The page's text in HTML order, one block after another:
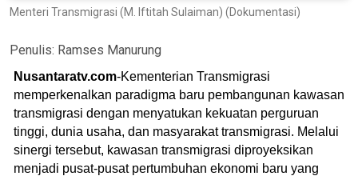
Menteri Transmigrasi (M. Iftitah Sulaiman) (Dokumentasi)
Penulis: Ramses Manurung
Nusantaratv.com-Kementerian Transmigrasi
memperkenalkan paradigma baru pembangunan kawasan
transmigrasi dengan menyatukan kekuatan perguruan
tinggi, dunia usaha, dan masyarakat transmigrasi. Melalui
sinergi tersebut, kawasan transmigrasi diproyeksikan
menjadi pusat-pusat pertumbuhan ekonomi baru yang